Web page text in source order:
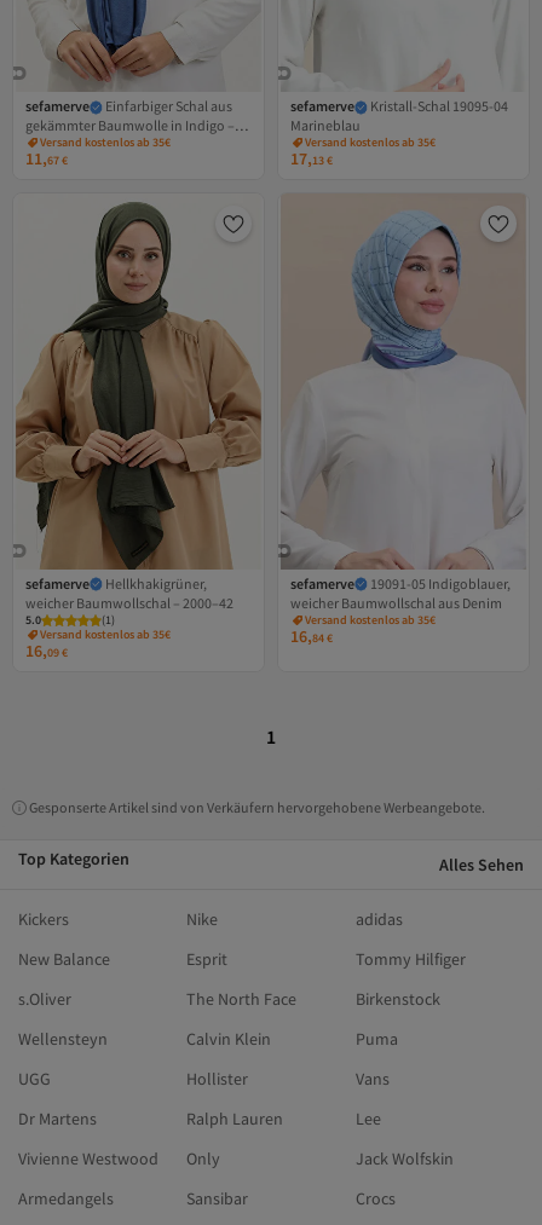
sefamerve
Einfarbiger Schal aus
gekämmter Baumwolle in Indigo –
90160-16
Versand kostenlos ab 35€
11,67€
sefamerve
Kristall-Schal 19095-04
Marineblau
Versand kostenlos ab 35€
17,13€
sefamerve
Hellkhakigrüner,
weicher Baumwollschal – 2000–42
5.0 (1)
Versand kostenlos ab 35€
16,09€
sefamerve
19091-05 Indigoblauer,
weicher Baumwollschal aus Denim
Versand kostenlos ab 35€
16,84€
1
Gesponserte Artikel sind von Verkäufern hervorgehobene Werbeangebote.
Top Kategorien Alles Sehen
Kickers Nike
adidas
New Balance
Esprit
Tommy Hilfiger
s.Oliver
The North Face
Birkenstock
Wellensteyn
Calvin Klein
Puma
UGG
Hollister
Vans
Dr Martens
Ralph Lauren
Lee
Vivienne Westwood
Only
Jack Wolfskin
Armedangels
Sansibar
Crocs